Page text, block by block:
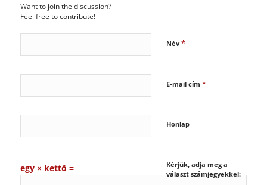
Want to join the discussion?
Feel free to contribute!
Név *
E-mail cím *
Honlap
Kérjük, adja meg a
választ számjegyekkel:
egy × kettő =